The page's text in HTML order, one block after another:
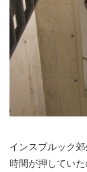
インスブルック
時間が押していた